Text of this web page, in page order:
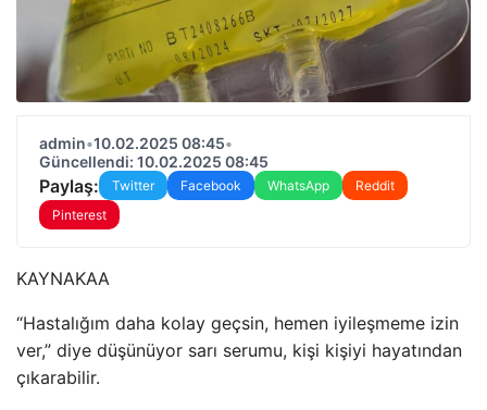
admin•10.02.2025 08:45•
Güncellendi: 10.02.2025 08:45
Paylaş: Twitter Facebook WhatsApp
Reddit
Pinterest
KAYNAKAA
“Hastalığım daha kolay geçsin, hemen iyileşmeme izin
ver,” diye düşünüyor sarı serumu, kişi kişiyi hayatından
çıkarabilir.